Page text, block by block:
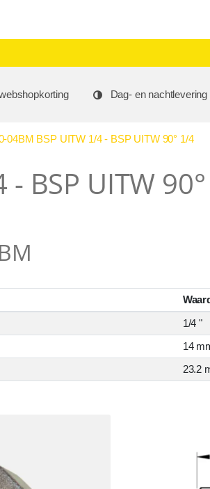
Dag- en nachtlevering
04BM BSP UITW 1/4 - BSP UITW 90° 1/4
- BSP UITW 90°
1/4 "
14
23.2